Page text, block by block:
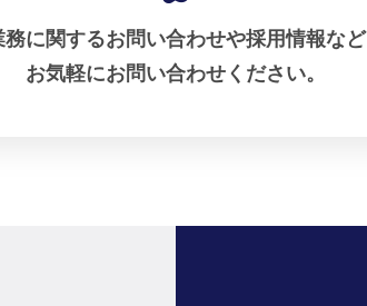
務に関するお問い合わせや採用情報など
お気軽にお問い合わせください。